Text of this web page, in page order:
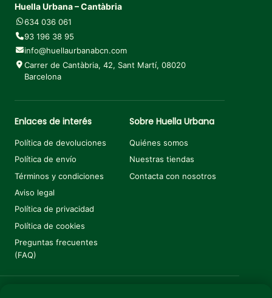
Huella Urbana – Cantàbria
634 036 061
93 196 38 95
info@huellaurbanabcn.com
Carrer de Cantàbria, 42, Sant Martí, 08020
Barcelona
Enlaces de interés
Política de devoluciones
Política de envío
Términos y condiciones
Aviso legal
Política de privacidad
Política de cookies
Preguntas frecuentes
(FAQ)
Sobre Huella Urbana
Quiénes somos
Nuestras tiendas
Contacta con nosotros